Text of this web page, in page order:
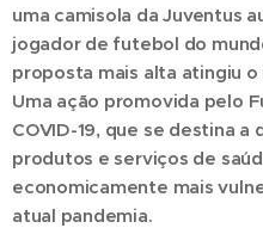
uma camisola da Juventus
jogador de futebol do
proposta mais alta atingiu
Uma ação promovida pelo
COVID-19, que se destina
produtos e serviços de
economicamente mais
atual pandemia.